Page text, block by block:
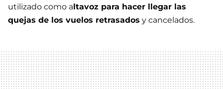
utilizado como altavoz para hacer llegar las
quejas de los vuelos retrasados y cancelados.